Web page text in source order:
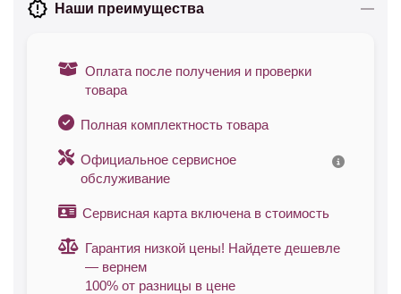
Наши преимущества
Оплата после получения и проверки
товара
Полная комплектность товара
Официальное сервисное
обслуживание
Сервисная карта включена в стоимость
Гарантия низкой цены! Найдете дешевле
— вернем
100% от разницы в цене